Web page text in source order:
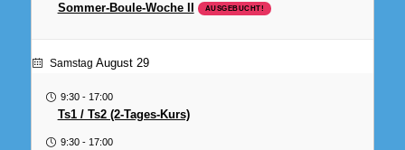
Sommer-Boule-Woche II AUSGEBUCHT!
Samstag August 29
9:30- 17:00
Ts1 / Ts2 (2-Tages-Kurs)
9:30- 17:00